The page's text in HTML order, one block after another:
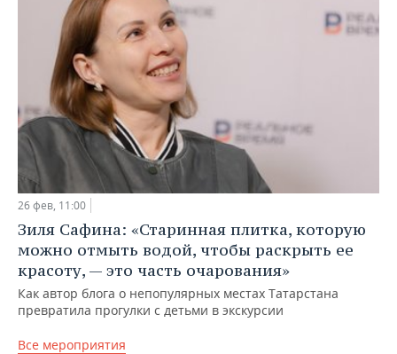
ХОККЕЙ С МЯЧОМ
ПРОИСШЕСТВИЯ
26 фев, 11:00
Зиля Сафина: «Старинная плитка, которую
можно отмыть водой, чтобы раскрыть ее
красоту, — это часть очарования»
Как автор блога о непопулярных местах Татарстана
превратила прогулки с детьми в экскурсии
Все мероприятия